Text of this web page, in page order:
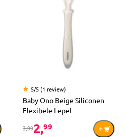
5/5 (1 review)
Baby Ono Beige Siliconen
Flexibele Lepel
3,992,99